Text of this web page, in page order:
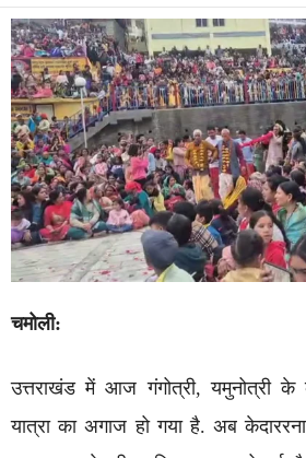
चमोली:
उत्तराखंड में आज गंगोत्री, यमुनोत्री
यात्रा का अगाज हो गया है. अब